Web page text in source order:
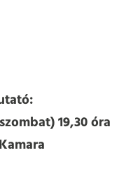
19,30 óra